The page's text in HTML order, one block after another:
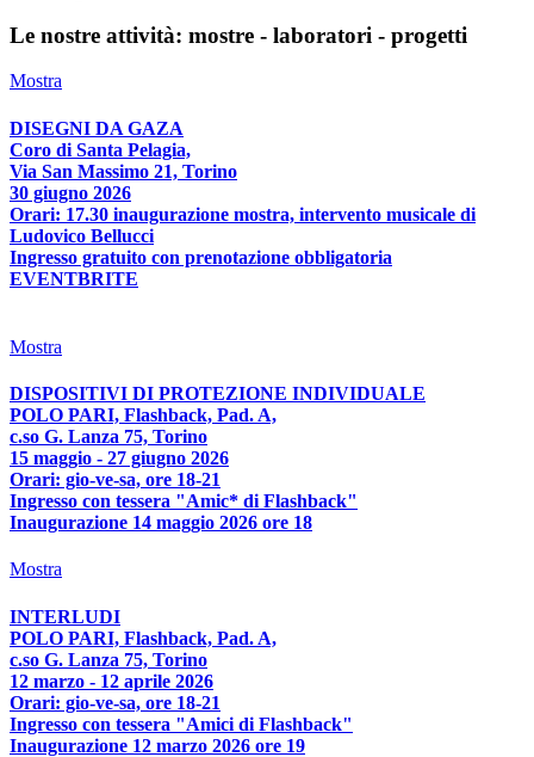
Le nostre attività: mostre - laboratori - progetti
Mostra
DISEGNI DA GAZA
Coro di Santa Pelagia,
Via San Massimo 21, Torino
30 giugno 2026
Orari: 17.30 inaugurazione mostra, intervento musicale di
Ludovico Bellucci
Ingresso gratuito con prenotazione obbligatoria
EVENTBRITE
Mostra
DISPOSITIVI DI PROTEZIONE INDIVIDUALE
POLO PARI, Flashback, Pad. A,
c.so G. Lanza 75, Torino
15 maggio - 27 giugno 2026
Orari: gio-ve-sa, ore 18-21
Ingresso con tessera "Amic* di Flashback"
Inaugurazione 14 maggio 2026 ore 18
Mostra
INTERLUDI
POLO PARI, Flashback, Pad. A,
c.so G. Lanza 75, Torino
12 marzo - 12 aprile 2026
Orari: gio-ve-sa, ore 18-21
Ingresso con tessera "Amici di Flashback"
Inaugurazione 12 marzo 2026 ore 19